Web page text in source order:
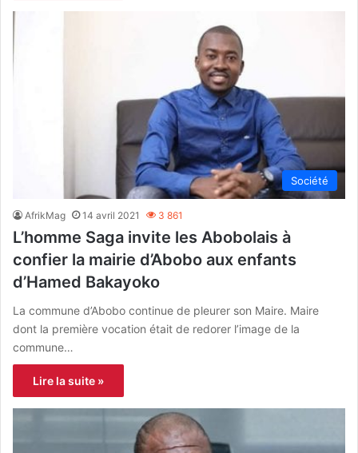
Société
AfrikMag 14 avril 2021 3 861
L’homme Saga invite les Abobolais à
confier la mairie d’Abobo aux enfants
d’Hamed Bakayoko
La commune d’Abobo continue de pleurer son Maire. Maire
dont la première vocation était de redorer l’image de la
commune…
Lire la suite »